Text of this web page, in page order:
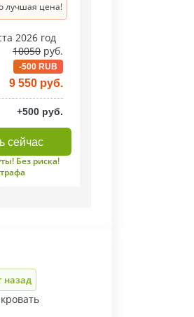
лучшая цена!
2026 год
10050 руб.
-500 RUB
9 550 руб.
+500 руб.
сейчас
Без риска!
назад